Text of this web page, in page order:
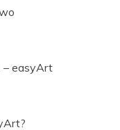
– easyArt